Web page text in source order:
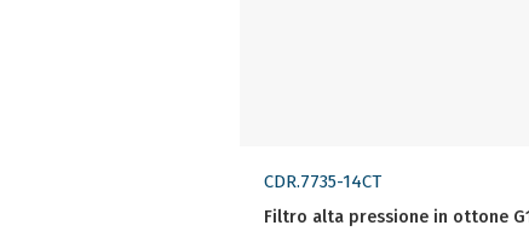
CDR.7735-14CT
Filtro alta pressione in ottone